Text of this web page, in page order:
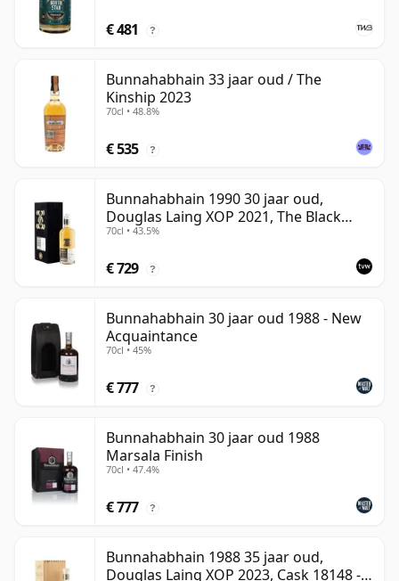
€ 481 ?
Bunnahabhain 33 jaar oud / The
Kinship 2023
70cl • 48.8%
€ 535 ?
Bunnahabhain 1990 30 jaar oud,
Douglas Laing XOP 2021, The Black
Series
70cl • 43.5%
€ 729 ?
Bunnahabhain 30 jaar oud 1988 - New
Acquaintance
70cl • 45%
€ 777 ?
Bunnahabhain 30 jaar oud 1988
Marsala Finish
70cl • 47.4%
€ 777 ?
Bunnahabhain 1988 35 jaar oud,
Douglas Laing XOP 2023, Cask 18148 -